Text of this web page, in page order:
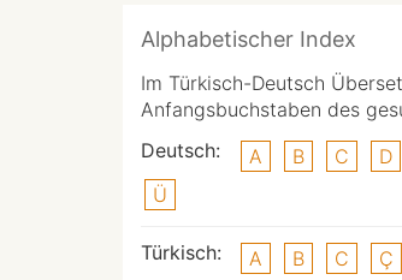
Alphabetischer Index
Im Türkisch-Deutsch
Anfangsbuchstaben des
Deutsch:
A B C D
Ü
Türkisch: A B C Ç